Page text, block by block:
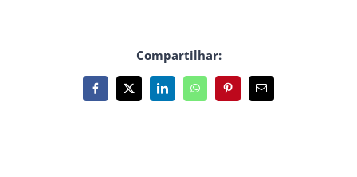
Compartilhar:
Facebook
X LinkedInWhatsAppPinterest
E-
mail